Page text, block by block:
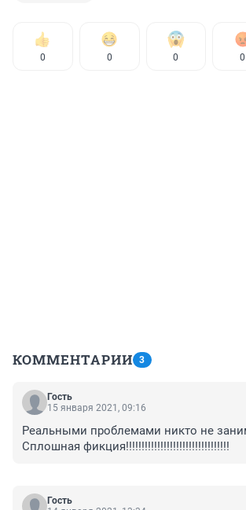
0 0 0 0
КОММЕНТАРИИ 3
Гость
15 января 2021, 09:16
Реальными проблемами никто не
Сплошная фикция!!!!!!!!!!!!!!!!!!!!!!!!!!!!!!!!!
Гость